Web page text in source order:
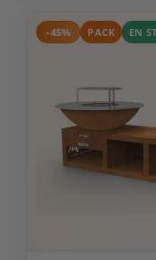
-45% PACK EN